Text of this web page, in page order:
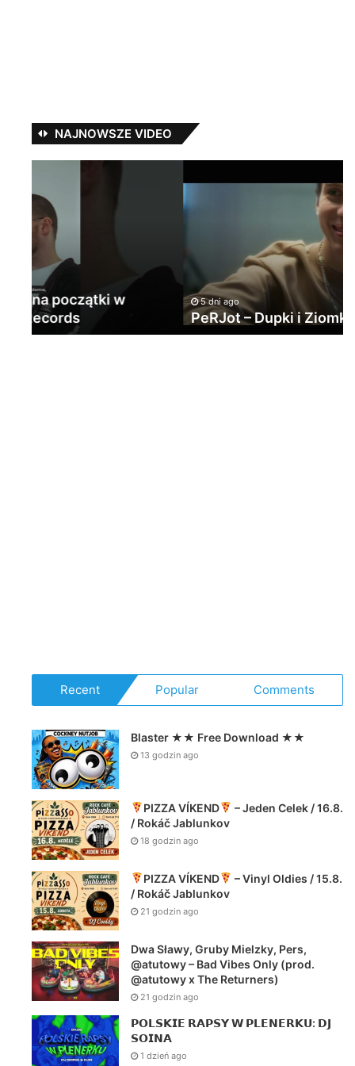
NAJNOWSZE VIDEO
Dupki
i
Ziomki
5 dni ago
PeRJot – Dupki i Ziomki
w
na
Recent Popular Comments
Blaster ★★ Free Download ★★
13 godzin ago
PIZZA VÍKEND
– Jeden Celek / 16.8.
/ Rokáč Jablunkov
18 godzin ago
PIZZA VÍKEND
– Vinyl Oldies / 15.8.
/ Rokáč Jablunkov
21 godzin ago
Dwa Sławy, Gruby Mielzky, Pers,
@atutowy – Bad Vibes Only (prod.
@atutowy x The Returners)
21 godzin ago
𝗣𝗢𝗟𝗦𝗞𝗜𝗘 𝗥𝗔𝗣𝗦𝗬 𝗪 𝗣𝗟𝗘𝗡𝗘𝗥𝗞𝗨: 𝗗𝗝
𝗦𝗢𝗜𝗡𝗔
1 dzień ago